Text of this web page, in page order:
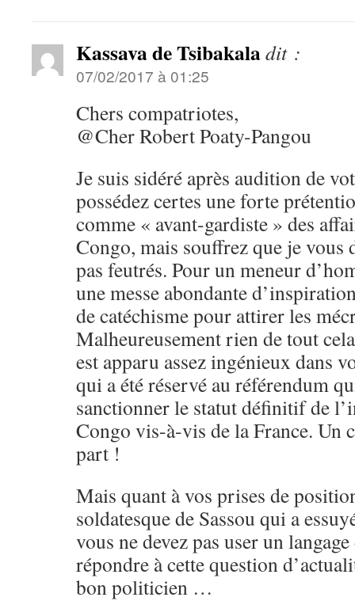
Kassava de Tsibakaladit :
07/02/2017 à 01:25
Chers compatriotes,
@Cher Robert Poaty-Pangou
Je suis sidéré après audition de
possédez certes une forte
comme « avant-gardiste » des
Congo, mais souffrez que je vous
pas feutrés. Pour un meneur
une messe abondante
de catéchisme pour attirer les
Malheureusement rien de tout
est apparu assez ingénieux dans
qui a été réservé au référendum
sanctionner le statut définitif de
Congo vis-à-vis de la France. Un
part !
Mais quant à vos prises de
soldatesque de Sassou qui a
vous ne devez pas user un
répondre à cette question
bon politicien …